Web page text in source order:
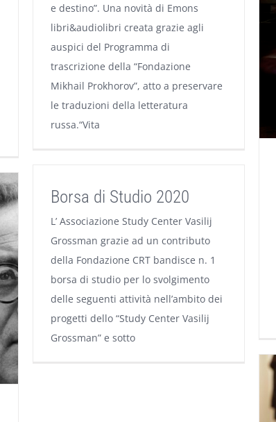
e destino”. Una novità di Emons
libri&audiolibri creata grazie agli
auspici del Programma di
trascrizione della “Fondazione
Mikhail Prokhorov”, atto a preservare
le traduzioni della letteratura
russa.“Vita
Borsa di Studio 2020
L’ Associazione Study Center Vasilij
Grossman grazie ad un contributo
della Fondazione CRT bandisce n. 1
borsa di studio per lo svolgimento
delle seguenti attività nell’ambito dei
progetti dello “Study Center Vasilij
Grossman” e sotto